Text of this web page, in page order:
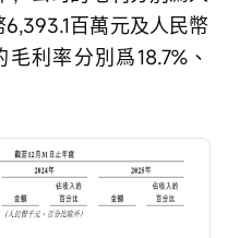
百萬元及人民幣
利率分別爲18.7%、